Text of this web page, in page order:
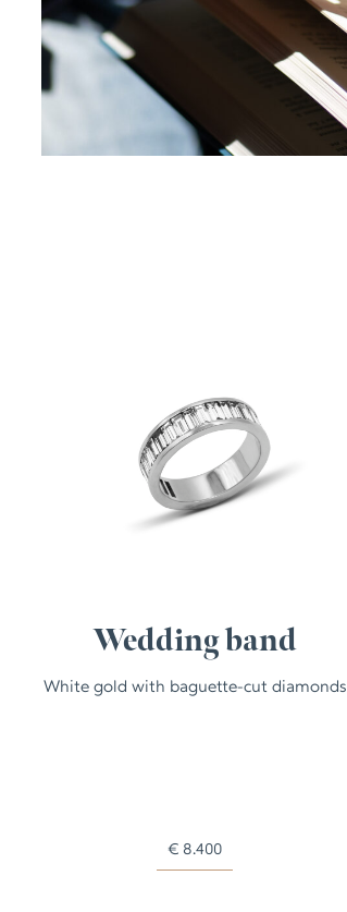
Wedding band
White gold with baguette-cut diamonds
€ 8.400